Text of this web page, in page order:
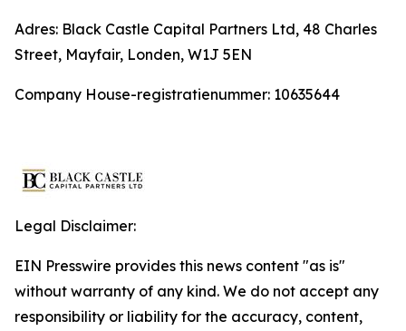
Adres: Black Castle Capital Partners Ltd, 48 Charles
Street, Mayfair, Londen, W1J 5EN
Company House-registratienummer: 10635644
Legal Disclaimer:
EIN Presswire provides this news content "as is"
without warranty of any kind. We do not accept any
responsibility or liability for the accuracy, content,